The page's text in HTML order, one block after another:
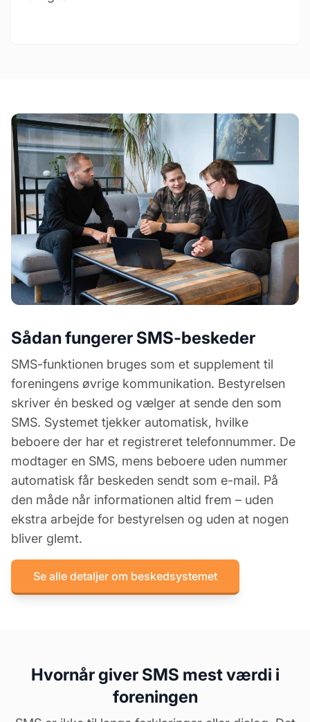
Sådan fungerer SMS-beskeder
SMS-funktionen bruges som et supplement til
foreningens øvrige kommunikation. Bestyrelsen
skriver én besked og vælger at sende den som
SMS. Systemet tjekker automatisk, hvilke
beboere der har et registreret telefonnummer. De
modtager en SMS, mens beboere uden nummer
automatisk får beskeden sendt som e-mail. På
den måde når informationen altid frem – uden
ekstra arbejde for bestyrelsen og uden at nogen
bliver glemt.
Se alle detaljer om beskedsystemet
Hvornår giver SMS mest værdi i
foreningen